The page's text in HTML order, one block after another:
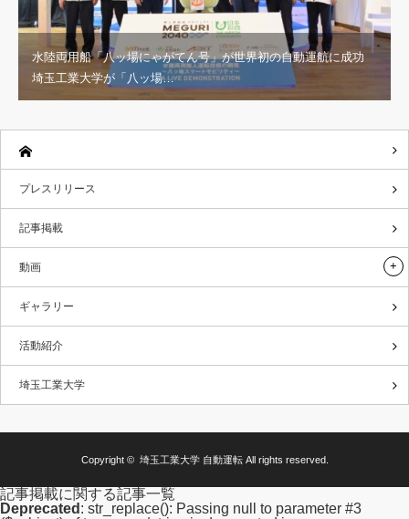
水陸両用船「八ッ場にゃがてん号」が世界初の自動運航に成功
埼玉工業大学が「八ッ場…
プレスリリース
記事掲載
動画
ギャラリー
活動紹介
埼玉工業大学
Copyright © 埼玉工業大学 自動運転All rights reserved.
記事掲載に関する記事一覧
Deprecated : str_replace(): Passing null to parameter #3